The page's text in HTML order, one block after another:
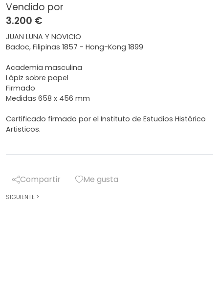
Vendido por
3.200 €
JUAN LUNA Y NOVICIO
Badoc, Filipinas 1857 - Hong-Kong 1899
Academia masculina
Lápiz sobre papel
Firmado
Medidas 658 x 456 mm
Certificado firmado por el Instituto de Estudios Histórico
Artisticos.
Compartir Me gusta
SIGUIENTE >